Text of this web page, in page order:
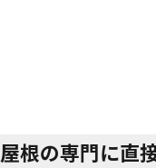
屋根の専門に直